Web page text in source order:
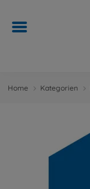
Home Kategorien